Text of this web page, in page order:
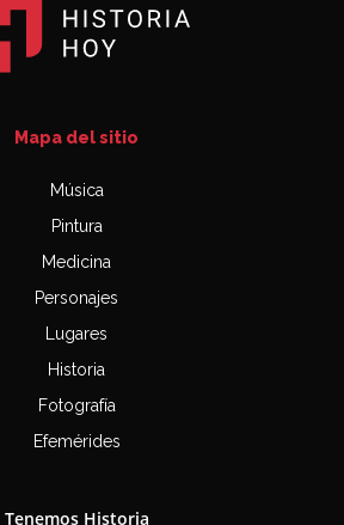
Mapa del sitio
Música
Pintura
Medicina
Personajes
Lugares
Historia
Fotografía
Efemérides
Tenemos Historia